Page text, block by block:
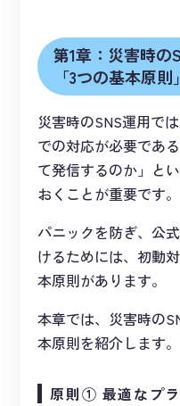
第1章：災害時の
「3つの基本原則」
災害時のSNS運用で
での対応が必要であ
て発信するのか」と
おくことが重要です。
パニックを防ぎ、公
けるためには、初動
本原則があります。
本章では、災害時の
本原則を紹介します。
原則① 最適なプ